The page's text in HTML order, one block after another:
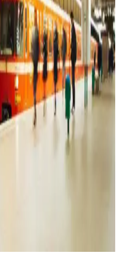
Puma
Özellikleri
kadın spor ayakkabıları,
detaylı karşılaştırma
ve Kombin
ihtiyaçlara uygun çeşitli
tasarımlarla şıklığınızı
İpuçlarıyla
seçenekleriyle her tarz
arada sunan vazgeçilmez bir